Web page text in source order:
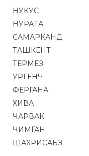
НУКУС
НУРАТА
САМАРКАНД
ТАШКЕНТ
ТЕРМЕЗ
УРГЕНЧ
ФЕРГАНА
ХИВА
ЧАРВАК
ЧИМГАН
ШАХРИСАБЗ